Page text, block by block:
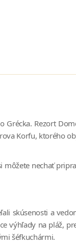
Rezort
Korfu, ktorého
môžete nechať
skúsenosti a
výhľady na pláž,
šéfkuchármi.